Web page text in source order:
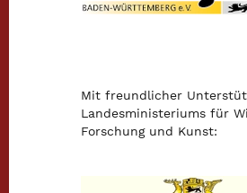
Mit freundlicher
Landesministeriums für
Forschung und Kunst: